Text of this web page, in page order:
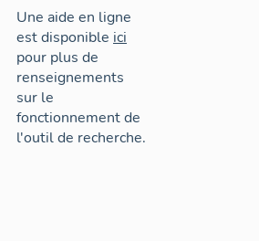
Une aide en ligne
est disponible ici
pour plus de
renseignements
sur le
fonctionnement de
l'outil de recherche.